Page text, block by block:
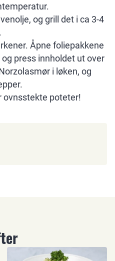
og grill det i ca 3-4
Åpne foliepakkene
press innholdet ut over
i løken, og
ovnsstekte poteter!